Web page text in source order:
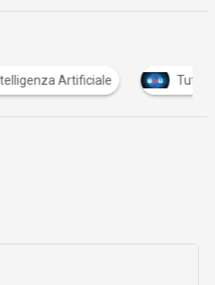
Tutto su Cyber Security